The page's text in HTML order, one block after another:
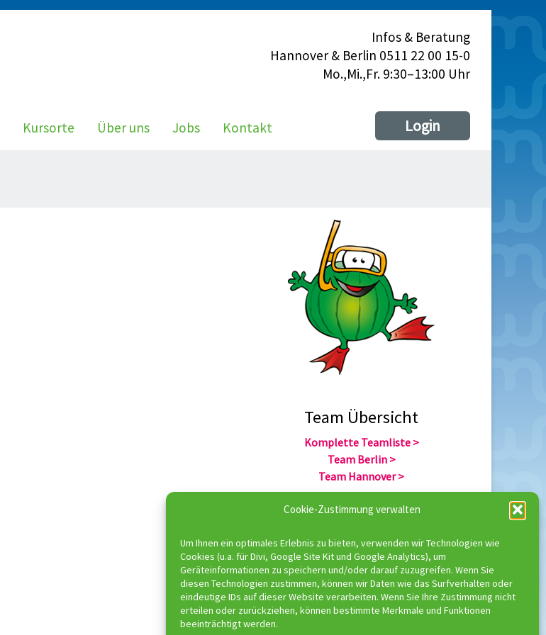
Cookie-Zustimmung verwalten
Um Ihnen ein optimales Erlebnis zu bieten, verwenden wir Technologien wie
Cookies (u.a. für Divi, Google Site Kit und Google Analytics), um
Geräteinformationen zu speichern und/oder darauf zuzugreifen. Wenn Sie
diesen Technologien zustimmen, können wir Daten wie das Surfverhalten oder
eindeutige IDs auf dieser Website verarbeiten. Wenn Sie Ihre Zustimmung nicht
erteilen oder zurückziehen, können bestimmte Merkmale und Funktionen
beeinträchtigt werden.
Infos & Beratung
Hannover & Berlin 0511 22 00 15-0
Mo.,Mi.,Fr. 9:30–13:00 Uhr
Kursorte Über uns Jobs Kontakt Login
Team Übersicht
Komplette Teamliste >
Team Berlin >
Team Hannover >
Komplette Trainerliste >
Trainer Berlin >
Trainer Hannover >